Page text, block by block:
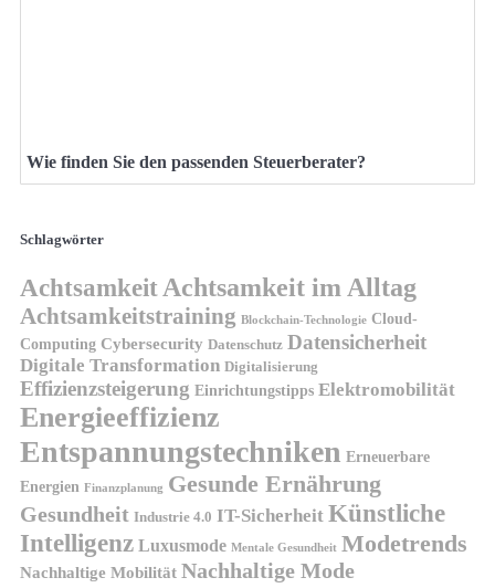
Wie finden Sie den passenden Steuerberater?
Schlagwörter
AchtsamkeitAchtsamkeit im Alltag
Achtsamkeitstraining Blockchain-Technologie Cloud-
Computing Cybersecurity Datenschutz Datensicherheit
Digitale Transformation Digitalisierung
Effizienzsteigerung Einrichtungstipps Elektromobilität
Energieeffizienz
Entspannungstechniken Erneuerbare
Energien Finanzplanung Gesunde Ernährung
Gesundheit Industrie 4.0 IT-Sicherheit Künstliche
Intelligenz Luxusmode Mentale Gesundheit Modetrends
Nachhaltige Mobilität Nachhaltige Mode